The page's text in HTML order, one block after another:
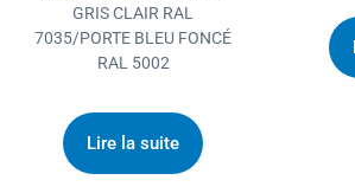
GRIS CLAIR RAL
7035/PORTE BLEU FONCÉ
RAL 5002
Lire la suite